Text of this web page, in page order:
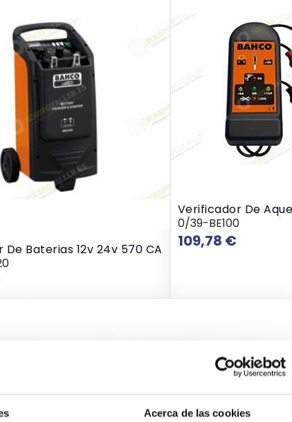
Acerca de las cookies
Baterias 12v 24v 570 CA
Verificador De
0/39-BE100
109,78 €Preço